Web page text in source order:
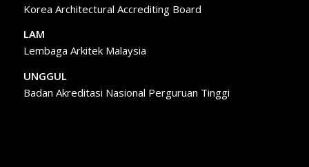
Korea Architectural Accrediting Board
LAM
Lembaga Arkitek Malaysia
UNGGUL
Badan Akreditasi Nasional Perguruan Tinggi